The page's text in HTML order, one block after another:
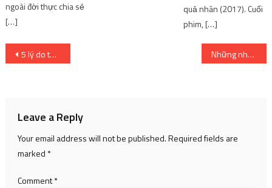
ngoài đời thực chia sẻ
[…]
quả nhãn (2017). Cuối
phim, […]
Post
5 lý do tại sao bạn nên đọc My Hero Academia: Vigilantes [Recommendations] Những nhân vật hàng đầu có khả năng thao túng tâm lý người khác
Leave a Reply
Your email address will not be published.Required fields are
marked *
Comment*